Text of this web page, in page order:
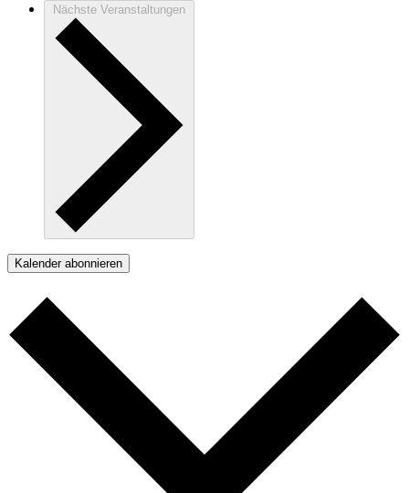
Nächste Veranstaltungen
Kalender abonnieren